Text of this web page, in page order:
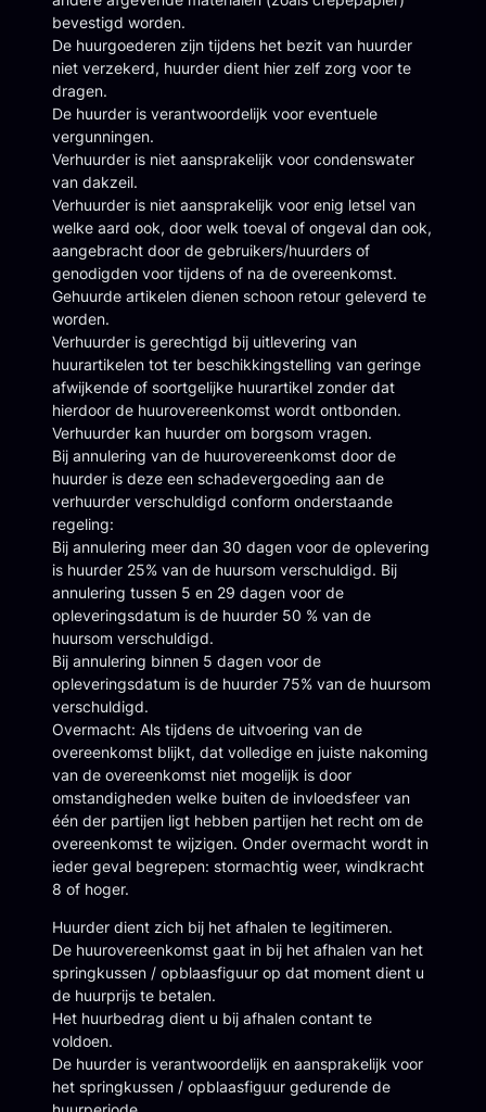
bevestigd worden.
De huurgoederen zijn tijdens het bezit van huurder
niet verzekerd, huurder dient hier zelf zorg voor te
dragen.
De huurder is verantwoordelijk voor eventuele
vergunningen.
Verhuurder is niet aansprakelijk voor condenswater
van dakzeil.
Verhuurder is niet aansprakelijk voor enig letsel van
welke aard ook, door welk toeval of ongeval dan ook,
aangebracht door de gebruikers/huurders of
genodigden voor tijdens of na de overeenkomst.
Gehuurde artikelen dienen schoon retour geleverd te
worden.
Verhuurder is gerechtigd bij uitlevering van
huurartikelen tot ter beschikkingstelling van geringe
afwijkende of soortgelijke huurartikel zonder dat
hierdoor de huurovereenkomst wordt ontbonden.
Verhuurder kan huurder om borgsom vragen.
Bij annulering van de huurovereenkomst door de
huurder is deze een schadevergoeding aan de
verhuurder verschuldigd conform onderstaande
regeling:
Bij annulering meer dan 30 dagen voor de oplevering
is huurder 25% van de huursom verschuldigd. Bij
annulering tussen 5 en 29 dagen voor de
opleveringsdatum is de huurder 50 % van de
huursom verschuldigd.
Bij annulering binnen 5 dagen voor de
opleveringsdatum is de huurder 75% van de huursom
verschuldigd.
Overmacht: Als tijdens de uitvoering van de
overeenkomst blijkt, dat volledige en juiste nakoming
van de overeenkomst niet mogelijk is door
omstandigheden welke buiten de invloedsfeer van
één der partijen ligt hebben partijen het recht om de
overeenkomst te wijzigen. Onder overmacht wordt in
ieder geval begrepen: stormachtig weer, windkracht
8 of hoger.
Huurder dient zich bij het afhalen te legitimeren.
De huurovereenkomst gaat in bij het afhalen van het
springkussen / opblaasfiguur op dat moment dient u
de huurprijs te betalen.
Het huurbedrag dient u bij afhalen contant te
voldoen.
De huurder is verantwoordelijk en aansprakelijk voor
het springkussen / opblaasfiguur gedurende de